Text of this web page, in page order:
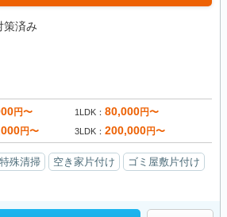
策済み
円〜 1LDK 80,000円〜
円〜 3LDK 200,000円〜
特殊清掃 空き家片付け
ゴミ屋敷片付け